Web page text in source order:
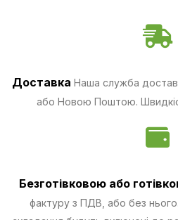
Доставка Наша служба
або Новою Поштою.
Безготівковою або
фактуру з ПДВ, або без